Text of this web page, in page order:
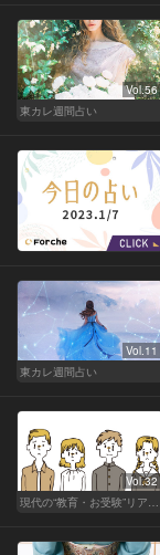
Vol.56
東カレ週間占い
Vol.11
東カレ週間占い
Vol.32